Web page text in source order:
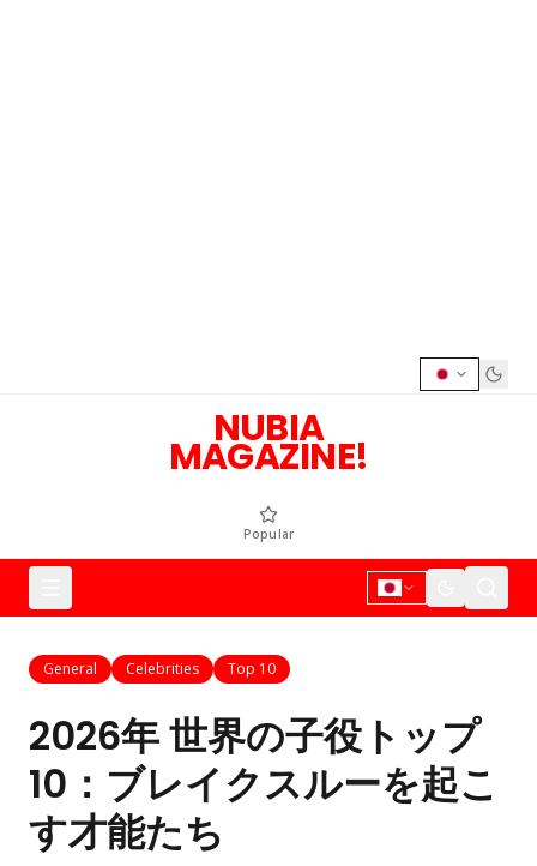
NUBIA
MAGAZINE!
Popular
General Celebrities Top 10
2026年 世界の子役トップ
10：ブレイクスルーを起こ
す才能たち